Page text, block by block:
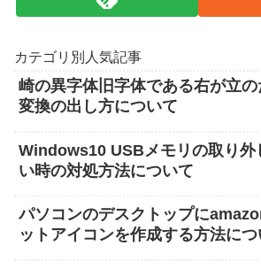
カテゴリ別人気記事
崎の異字体旧字体である右が立
変換の出し方について
Windows10 USBメモリの取り外
い時の対処方法について
パソコンのデスクトップに
ットアイコンを作成する方法につ